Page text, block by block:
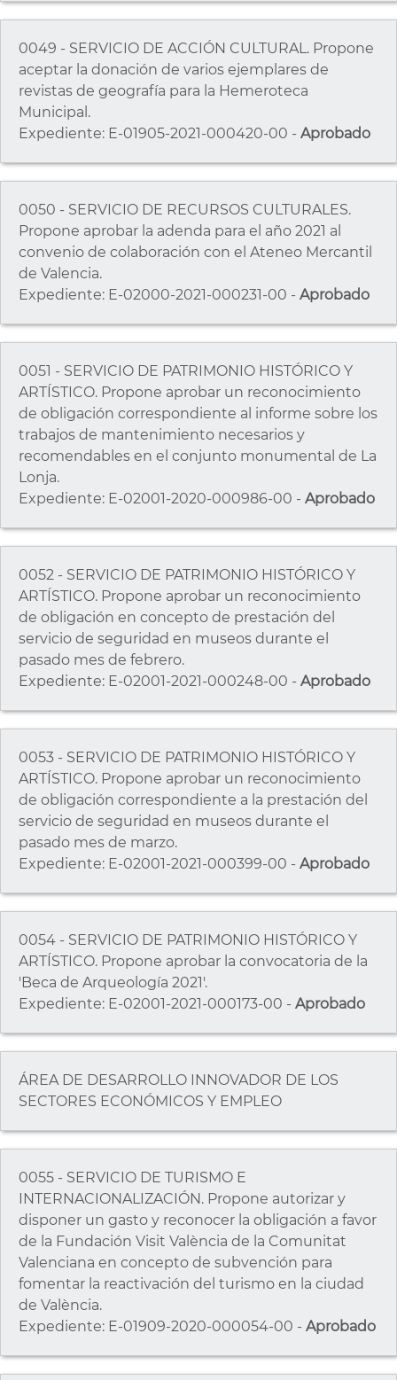
0049 - SERVICIO DE ACCIÓN CULTURAL. Propone
aceptar la donación de varios ejemplares de
revistas de geografía para la Hemeroteca
Municipal.
Expediente: E-01905-2021-000420-00 - Aprobado
0050 - SERVICIO DE RECURSOS CULTURALES.
Propone aprobar la adenda para el año 2021 al
convenio de colaboración con el Ateneo Mercantil
de Valencia.
Expediente: E-02000-2021-000231-00 - Aprobado
0051 - SERVICIO DE PATRIMONIO HISTÓRICO Y
ARTÍSTICO. Propone aprobar un reconocimiento
de obligación correspondiente al informe sobre los
trabajos de mantenimiento necesarios y
recomendables en el conjunto monumental de La
Lonja.
Expediente: E-02001-2020-000986-00 - Aprobado
0052 - SERVICIO DE PATRIMONIO HISTÓRICO Y
ARTÍSTICO. Propone aprobar un reconocimiento
de obligación en concepto de prestación del
servicio de seguridad en museos durante el
pasado mes de febrero.
Expediente: E-02001-2021-000248-00 - Aprobado
0053 - SERVICIO DE PATRIMONIO HISTÓRICO Y
ARTÍSTICO. Propone aprobar un reconocimiento
de obligación correspondiente a la prestación del
servicio de seguridad en museos durante el
pasado mes de marzo.
Expediente: E-02001-2021-000399-00 - Aprobado
0054 - SERVICIO DE PATRIMONIO HISTÓRICO Y
ARTÍSTICO. Propone aprobar la convocatoria de la
'Beca de Arqueología 2021'.
Expediente: E-02001-2021-000173-00 - Aprobado
ÁREA DE DESARROLLO INNOVADOR DE LOS
SECTORES ECONÓMICOS Y EMPLEO
0055 - SERVICIO DE TURISMO E
INTERNACIONALIZACIÓN. Propone autorizar y
disponer un gasto y reconocer la obligación a favor
de la Fundación Visit València de la Comunitat
Valenciana en concepto de subvención para
fomentar la reactivación del turismo en la ciudad
de València.
Expediente: E-01909-2020-000054-00 - Aprobado